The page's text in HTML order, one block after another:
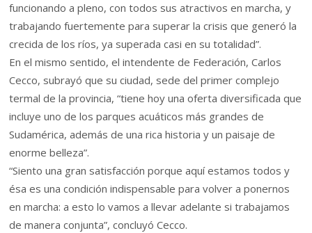
funcionando a pleno, con todos sus atractivos en marcha, y
trabajando fuertemente para superar la crisis que generó la
crecida de los ríos, ya superada casi en su totalidad”.
En el mismo sentido, el intendente de Federación, Carlos
Cecco, subrayó que su ciudad, sede del primer complejo
termal de la provincia, “tiene hoy una oferta diversificada que
incluye uno de los parques acuáticos más grandes de
Sudamérica, además de una rica historia y un paisaje de
enorme belleza”.
“Siento una gran satisfacción porque aquí estamos todos y
ésa es una condición indispensable para volver a ponernos
en marcha: a esto lo vamos a llevar adelante si trabajamos
de manera conjunta”, concluyó Cecco.